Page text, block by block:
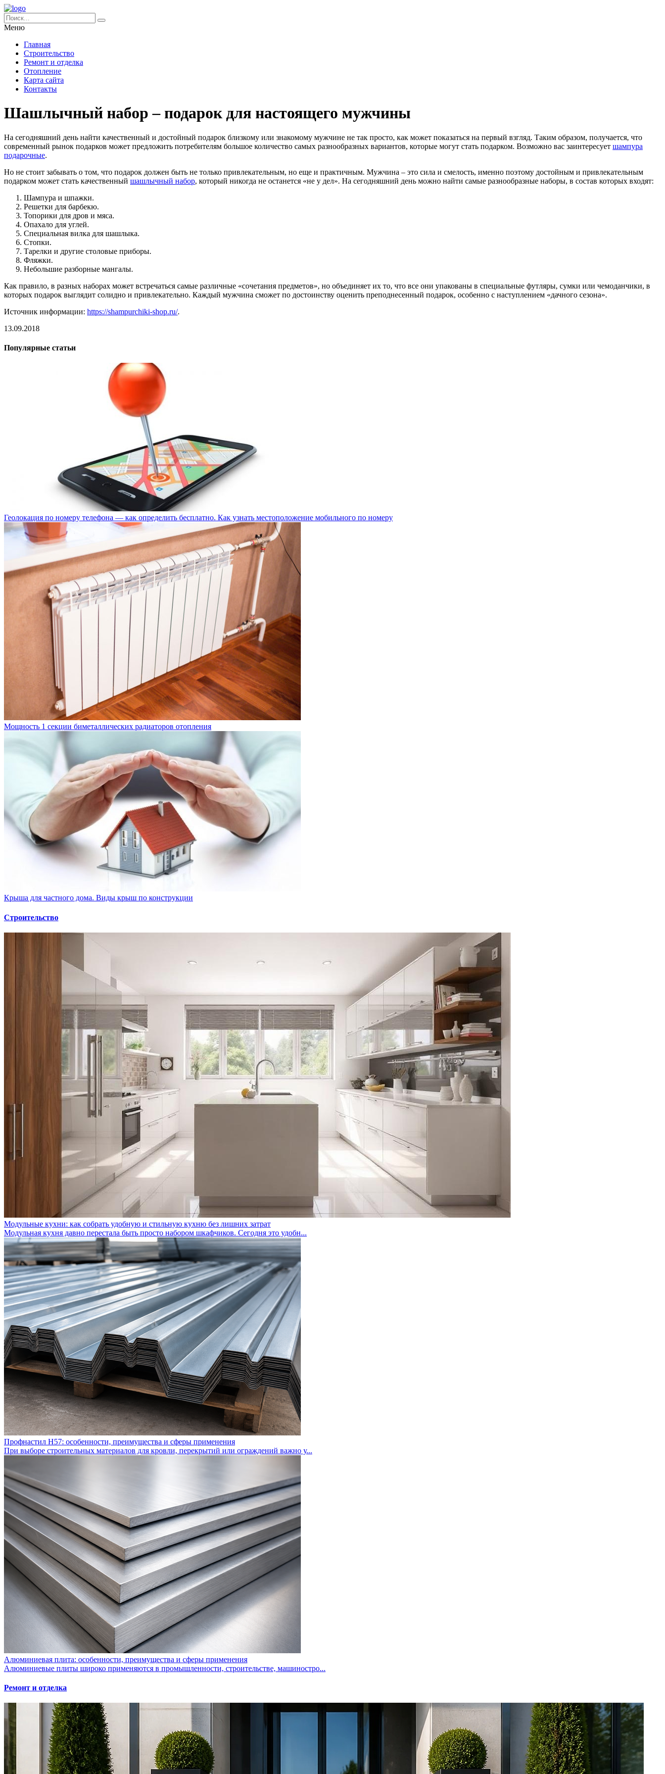
Меню
Главная
Строительство
Ремонт и отделка
Отопление
Карта сайта
Контакты
Шашлычный набор – подарок для настоящего мужчины
На сегодняшний день найти качественный и достойный подарок близкому или знакомому мужчине не так просто, как может показаться на первый взгляд. Таким образом, получается, что
современный рынок подарков может предложить потребителям большое количество самых разнообразных вариантов, которые могут стать подарком. Возможно вас заинтересует шампура
подарочные.
Но не стоит забывать о том, что подарок должен быть не только привлекательным, но еще и практичным. Мужчина – это сила и смелость, именно поэтому достойным и привлекательным
подарком может стать качественный шашлычный набор, который никогда не останется «не у дел». На сегодняшний день можно найти самые разнообразные наборы, в состав которых входят:
Шампура и шпажки.
Решетки для барбекю.
Топорики для дров и мяса.
Опахало для углей.
Специальная вилка для шашлыка.
Стопки.
Тарелки и другие столовые приборы.
Фляжки.
Небольшие разборные мангалы.
Как правило, в разных наборах может встречаться самые различные «сочетания предметов», но объединяет их то, что все они упакованы в специальные футляры, сумки или чемоданчики, в
которых подарок выглядит солидно и привлекательно. Каждый мужчина сможет по достоинству оценить преподнесенный подарок, особенно с наступлением «дачного сезона».
Источник информации: https://shampurchiki-shop.ru/.
13.09.2018
Популярные статьи
Геолокация по номеру телефона — как определить бесплатно. Как узнать местоположение мобильного по номеру
Мощность 1 секции биметаллических радиаторов отопления
Крыша для частного дома. Виды крыш по конструкции
Строительство
Модульные кухни: как собрать удобную и стильную кухню без лишних затрат
Модульная кухня давно перестала быть просто набором шкафчиков. Сегодня это удобн...
Профнастил Н57: особенности, преимущества и сферы применения
При выборе строительных материалов для кровли, перекрытий или ограждений важно у...
Алюминиевая плита: особенности, преимущества и сферы применения
Алюминиевые плиты широко применяются в промышленности, строительстве, машиностро...
Ремонт и отделка